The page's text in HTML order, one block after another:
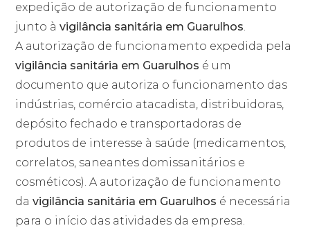
expedição de autorização de funcionamento
junto àvigilância sanitária em Guarulhos.
A autorização de funcionamento expedida pela
vigilância sanitária em Guarulhos é um
documento que autoriza o funcionamento das
indústrias, comércio atacadista, distribuidoras,
depósito fechado e transportadoras de
produtos de interesse à saúde (medicamentos,
correlatos, saneantes domissanitários e
cosméticos). A autorização de funcionamento
davigilância sanitária em Guarulhos é necessária
para o início das atividades da empresa.